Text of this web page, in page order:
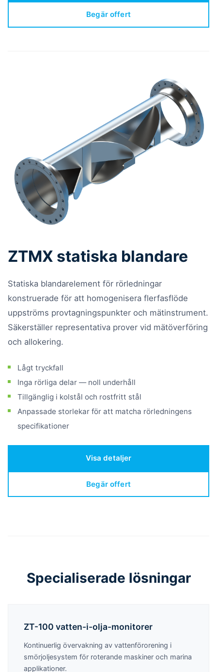
Begär offert
ZTMX statiska blandare
Statiska blandarelement för rörledningar
konstruerade för att homogenisera flerfasflöde
uppströms provtagningspunkter och mätinstrument.
Säkerställer representativa prover vid mätöverföring
och allokering.
Lågt tryckfall
Inga rörliga delar — noll underhåll
Tillgänglig i kolstål och rostfritt stål
Anpassade storlekar för att matcha rörledningens
specifikationer
Visa detaljer
Begär offert
Specialiserade lösningar
ZT-100 vatten-i-olja-monitorer
Kontinuerlig övervakning av vattenförorening i
smörjoljesystem för roterande maskiner och marina
applikationer.